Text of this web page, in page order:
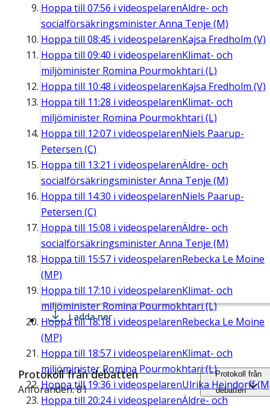
Hoppa till 07:56 i videospelarenÄldre- och
socialförsäkringsminister Anna Tenje (M)
Hoppa till 08:45 i videospelarenKajsa Fredholm (V)
Hoppa till 09:40 i videospelarenKlimat- och
miljöminister Romina Pourmokhtari (L)
Hoppa till 10:48 i videospelarenKajsa Fredholm (V)
Hoppa till 11:28 i videospelarenKlimat- och
miljöminister Romina Pourmokhtari (L)
Hoppa till 12:07 i videospelarenNiels Paarup-
Petersen (C)
Hoppa till 13:21 i videospelarenÄldre- och
socialförsäkringsminister Anna Tenje (M)
Hoppa till 14:30 i videospelarenNiels Paarup-
Petersen (C)
Hoppa till 15:08 i videospelarenÄldre- och
socialförsäkringsminister Anna Tenje (M)
Hoppa till 15:57 i videospelarenRebecka Le Moine
(MP)
Hoppa till 17:10 i videospelarenKlimat- och
miljöminister Romina Pourmokhtari (L)
Hoppa till18:18 i videospelarenRebecka Le Moine
(MP)
Hoppa till 18:57 i videospelarenKlimat- och
miljöminister Romina Pourmokhtari (L)
Hoppa till 19:36 i videospelarenUlrika Heindorff
Hoppa till 20:24i videospelarenÄldre- och
Ladda ner
Protokoll från debatten
Anföranden: 81
Protokoll från
debatten